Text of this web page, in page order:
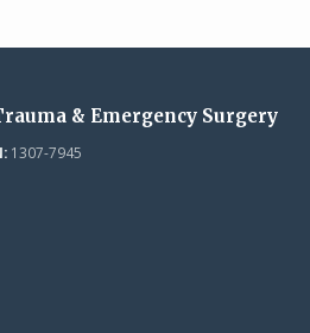
& Emergency Surgery
1307-7945